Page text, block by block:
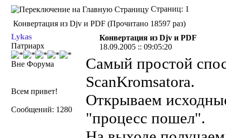
Страниц: 1
Конвертация из Djv и PDF (Прочитано 18597 раз)
Lykas
Патриарх
Вне Форума
Всем привет!
Сообщений: 1280
Конвертация из Djv и PDF
18.09.2005 :: 09:05:20
Самый простой
ScanKromsatora.
Открываем
"процесс пошел".